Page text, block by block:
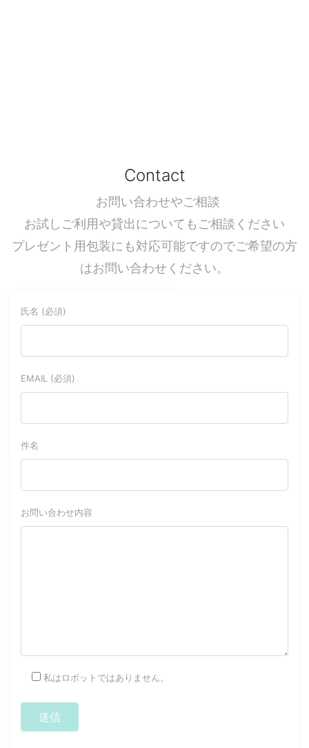
Contact
お問い合わせやご相談
お試しご利用や貸出についてもご相談ください
プレゼント用包装にも対応可能ですのでご希望の方
はお問い合わせください。
氏名 (必須)
EMAIL (必須)
件名
お問い合わせ内容
私はロボットではありません。